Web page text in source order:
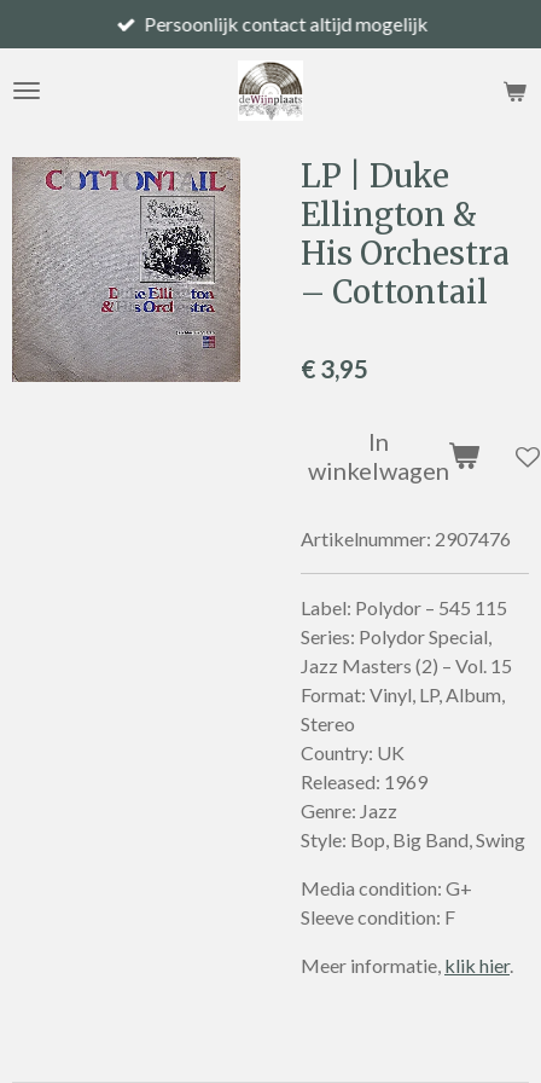
direct
naar
Persoonlijk contact altijd mogelijk
LP | Duke
Ellington &
His Orchestra
– Cottontail
€ 3,95
In
winkelwagen
Artikelnummer: 2907476
Label: Polydor – 545 115
Series: Polydor Special,
Jazz Masters (2) – Vol. 15
Format: Vinyl, LP, Album,
Stereo
Country: UK
Released: 1969
Genre: Jazz
Style: Bop, Big Band, Swing
Media condition: G+
Sleeve condition: F
Meer informatie, klik hier.